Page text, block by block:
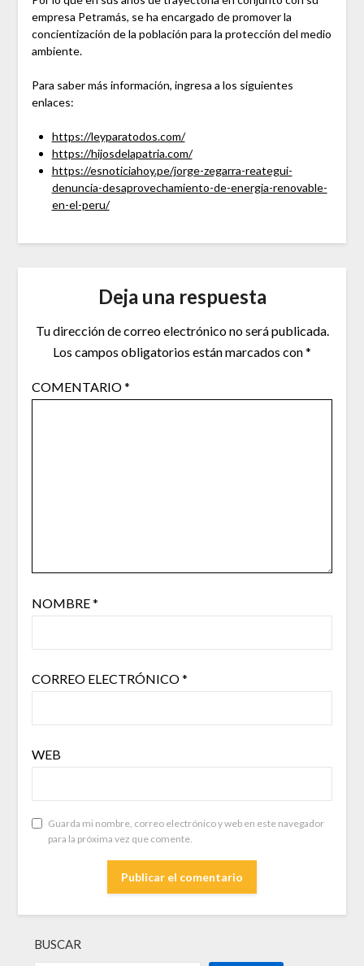
empresa Petramás, se ha encargado de promover la
concientización de la población para la protección del medio
ambiente.
Para saber más información, ingresa a los siguientes
enlaces:
https://leyparatodos.com/
https://hijosdelapatria.com/
https://esnoticiahoy.pe/jorge-zegarra-reategui-
denuncia-desaprovechamiento-de-energia-renovable-
en-el-peru/
Deja una respuesta
Tu dirección de correo electrónico no será publicada.
Los campos obligatorios están marcados con*
COMENTARIO*
NOMBRE*
CORREO ELECTRÓNICO*
WEB
Guarda mi nombre, correo electrónico y web en este navegador
para la próxima vez que comente.
BUSCAR